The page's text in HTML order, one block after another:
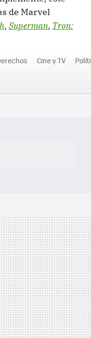
de Marvel
, Superman, Tron:
Cine y TV